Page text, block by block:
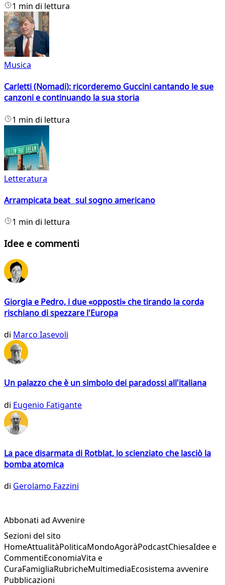
1 min di lettura
Musica
Carletti (Nomadi): ricorderemo Guccini cantando le sue
canzoni e continuando la sua storia
1 min di lettura
Letteratura
Arrampicata beat sul sogno americano
1 min di lettura
Idee e commenti
Giorgia e Pedro, i due «opposti» che tirando la corda
rischiano di spezzare l'Europa
di Marco Iasevoli
Un palazzo che è un simbolo dei paradossi all'italiana
di Eugenio Fatigante
La pace disarmata di Rotblat, lo scienziato che lasciò la
bomba atomica
di Gerolamo Fazzini
Abbonati ad Avvenire
Sezioni del sito
HomeAttualitàPoliticaMondoAgoràPodcastChiesaIdee e
CommentiEconomiaVita e
CuraFamigliaRubricheMultimediaEcosistema avvenire
Pubblicazioni